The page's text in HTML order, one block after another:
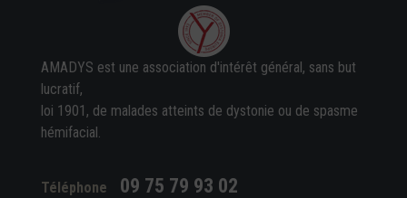
AMADYS est une association d'intérêt général, sans but
lucratif,
loi 1901, de malades atteints de dystonie ou de spasme
hémifacial.
Téléphone 09 75 79 93 02